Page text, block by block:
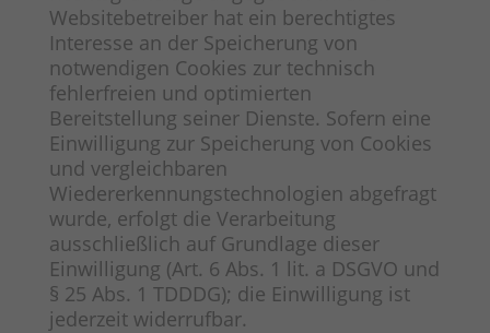
Websitebetreiber hat ein berechtigtes
Interesse an der Speicherung von
notwendigen Cookies zur technisch
fehlerfreien und optimierten
Bereitstellung seiner Dienste. Sofern eine
Einwilligung zur Speicherung von Cookies
und vergleichbaren
Wiedererkennungstechnologien abgefragt
wurde, erfolgt die Verarbeitung
ausschließlich auf Grundlage dieser
Einwilligung (Art. 6 Abs. 1 lit. a DSGVO und
§ 25 Abs. 1 TDDDG); die Einwilligung ist
jederzeit widerrufbar.